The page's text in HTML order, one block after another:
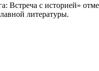
Встреча с историей»
литературы.